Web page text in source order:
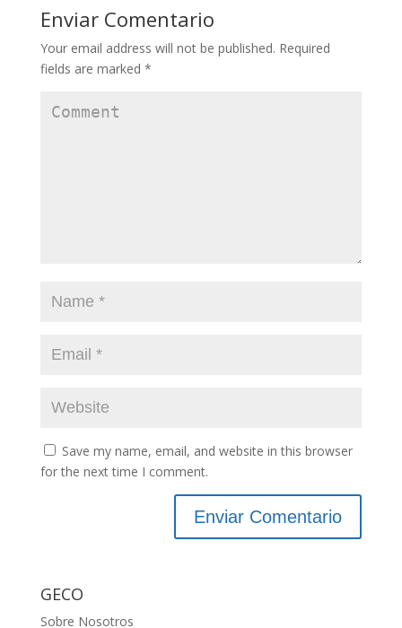
Enviar Comentario
Your email address will not be published. Required
fields are marked *
Save my name, email, and website in this browser
for the next time I comment.
GECO
Sobre Nosotros